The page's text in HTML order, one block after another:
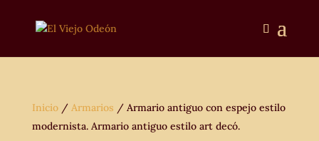
Inicio/ Armarios / Armario antiguo con espejo estilo
modernista. Armario antiguo estilo art decó.